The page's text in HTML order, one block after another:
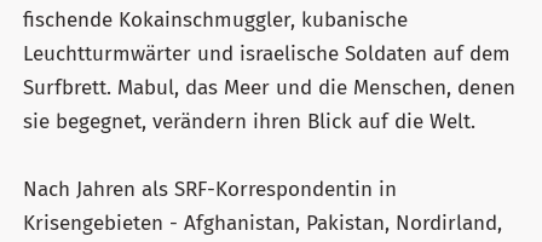
fischende Kokainschmuggler, kubanische
Leuchtturmwärter und israelische Soldaten auf dem
Surfbrett. Mabul, das Meer und die Menschen, denen
sie begegnet, verändern ihren Blick auf die Welt.
Nach Jahren als SRF-Korrespondentin in
Krisengebieten - Afghanistan, Pakistan, Nordirland,